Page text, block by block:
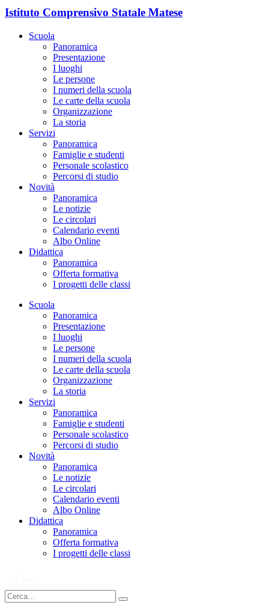
Istituto Comprensivo Statale Matese
Scuola
Panoramica
Presentazione
I luoghi
Le persone
I numeri della scuola
Le carte della scuola
Organizzazione
La storia
Servizi
Panoramica
Famiglie e studenti
Personale scolastico
Percorsi di studio
Novità
Panoramica
Le notizie
Le circolari
Calendario eventi
Albo Online
Didattica
Panoramica
Offerta formativa
I progetti delle classi
Scuola
Panoramica
Presentazione
I luoghi
Le persone
I numeri della scuola
Le carte della scuola
Organizzazione
La storia
Servizi
Panoramica
Famiglie e studenti
Personale scolastico
Percorsi di studio
Novità
Panoramica
Le notizie
Le circolari
Calendario eventi
Albo Online
Didattica
Panoramica
Offerta formativa
I progetti delle classi